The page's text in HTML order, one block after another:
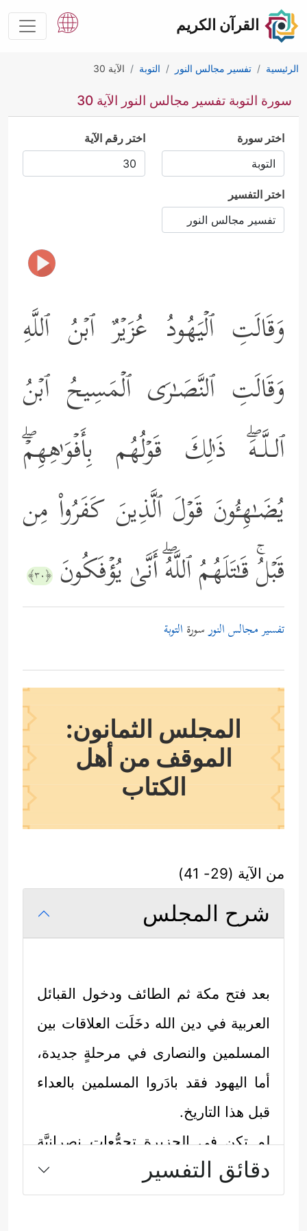
القرآن الكريم
الرئيسية تفسير مجالس النور التوبة الآية 30
سورة التوبة تفسير مجالس النور الآية 30
اختر سورة اختر رقم الآية
اختر التفسير
وَقَالَتِ ٱلۡیَهُودُ عُزَیۡرٌ ٱبۡنُ ٱللَّهِ
وَقَالَتِ ٱلنَّصَـٰرَى ٱلۡمَسِیحُ ٱبۡنُ
ٱلـلَّـهَۖ ذَ ٰ⁠لِكَ قَوۡلُهُم بِأَفۡوَ ٰ⁠هِهِمۡۖ
یُضَـٰهِـُٔونَ قَوۡلَ ٱلَّذِینَ كَفَرُواْ مِن
قَبۡلُۚ قَـٰتَلَهُمُ ٱللَّهُۖ أَنَّىٰ یُؤۡفَكُونَ ﴿٣٠﴾
تفسير مجالس النورسورة التوبة
المجلس الثمانون:
الموقف من أهل
الكتاب
من الآية (29- 41)
شرح المجلس
بعد فتح مكة ثم الطائف ودخول القبائل
العربية في دين الله دخَلَت العلاقات بين
المسلمين والنصارى في مرحلةٍ جديدة،
أما اليهود فقد بادَروا المسلمين بالعداء
قبل هذا التاريخ.
لم تكن في الجزيرة تجمُّعات نصرانيَّة
ذات شوكة كما كان لليهود، لكن النُّذُر
جاءت من بلاد الشام التي كانت خاضعة
دقائق التفسير